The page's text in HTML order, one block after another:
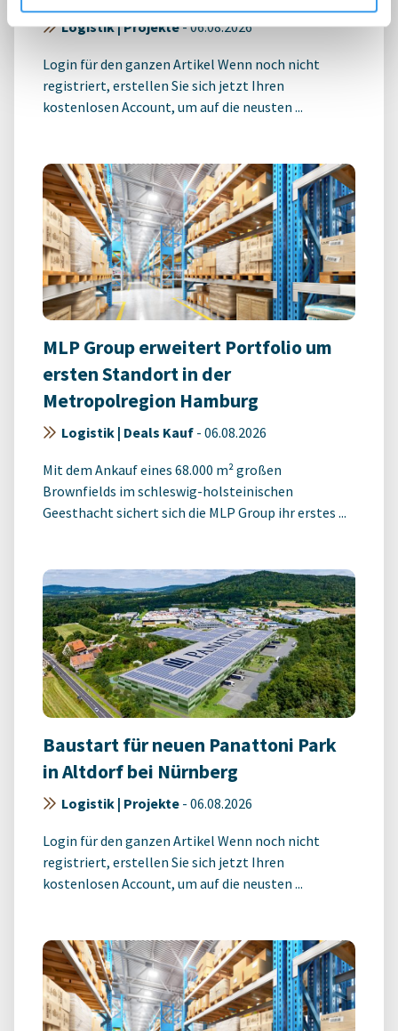
Logistik | Projekte-06.08.2026
Login für den ganzen Artikel Wenn noch nicht
registriert, erstellen Sie sich jetzt Ihren
kostenlosen Account, um auf die neusten ...
MLP Group erweitert Portfolio um
ersten Standort in der
Metropolregion Hamburg
Logistik | Deals Kauf - 06.08.2026
Mit dem Ankauf eines 68.000 m² großen
Brownfields im schleswig-holsteinischen
Geesthacht sichert sich die MLP Group ihr erstes ...
Baustart für neuen Panattoni Park
in Altdorf bei Nürnberg
Logistik | Projekte - 06.08.2026
Login für den ganzen Artikel Wenn noch nicht
registriert, erstellen Sie sich jetzt Ihren
kostenlosen Account, um auf die neusten ...